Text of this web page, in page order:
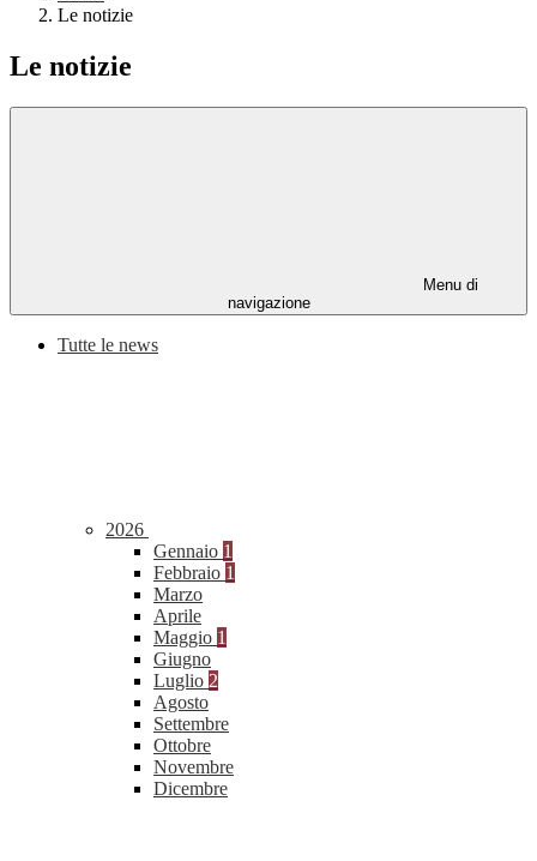
Le notizie
Le notizie
Menu di
navigazione
Tutte le news
2026
Gennaio 1
Febbraio 1
Marzo
Aprile
Maggio 1
Giugno
Luglio 2
Agosto
Settembre
Ottobre
Novembre
Dicembre